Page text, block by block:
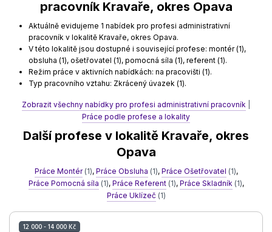
pracovník Kravaře, okres Opava
Aktuálně evidujeme 1 nabídek pro profesi administrativní
pracovník v lokalitě Kravaře, okres Opava.
V této lokalitě jsou dostupné i související profese: montér (1),
obsluha (1), ošetřovatel (1), pomocná síla (1), referent (1).
Režim práce v aktivních nabídkách: na pracovišti (1).
Typ pracovního vztahu: Zkrácený úvazek (1).
Zobrazit všechny nabídky pro profesi administrativní pracovník
Práce podle profese a lokality
Další profese v lokalitě Kravaře, okres
Opava
Práce Montér (1), Práce Obsluha (1), Práce Ošetřovatel (1),
Práce Pomocná síla (1), Práce Referent (1), Práce Skladník (1),
Práce Uklízeč (1)
12 000 - 14 000 Kč